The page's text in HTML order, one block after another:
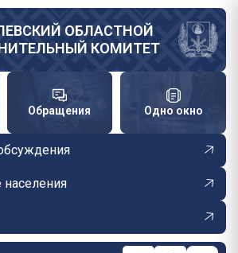
ОБЛАСТНОЙ
КОМИТЕТ
Обращения Одно окно